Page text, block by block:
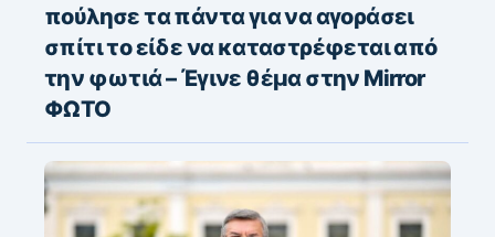
πούλησε τα πάντα για να αγοράσει
σπίτι το είδε να καταστρέφεται από
την φωτιά – Έγινε θέμα στην Mirror
ΦΩΤΟ